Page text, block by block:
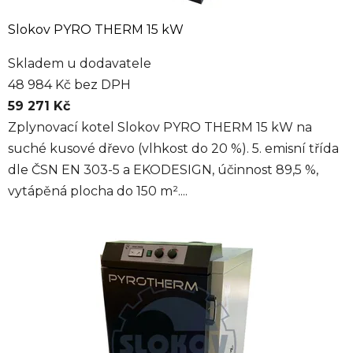
Slokov PYRO THERM 15 kW
Skladem u dodavatele
48 984 Kč bez DPH
59 271 Kč
Zplynovací kotel Slokov PYRO THERM 15 kW na
suché kusové dřevo (vlhkost do 20 %). 5. emisní třída
dle ČSN EN 303-5 a EKODESIGN, účinnost 89,5 %,
vytápěná plocha do 150 m²....